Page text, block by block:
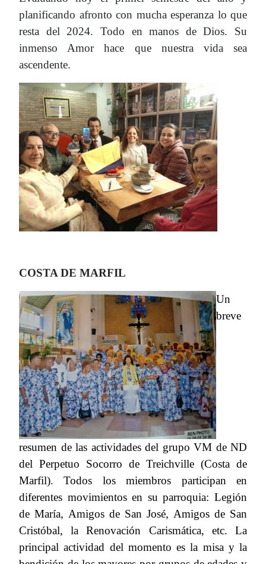
planificando afronto con mucha esperanza lo que
resta del 2024. Todo en manos de Dios. Su
inmenso Amor hace que nuestra vida sea
ascendente.
COSTA DE MARFIL
Un
breve
resumen de las actividades del grupo VM de ND
del Perpetuo Socorro de Treichville (Costa de
Marfil). Todos los miembros participan en
diferentes movimientos en su parroquia: Legión
de María, Amigos de San José, Amigos de San
Cristóbal, la Renovación Carismática, etc. La
principal actividad del momento es la misa y la